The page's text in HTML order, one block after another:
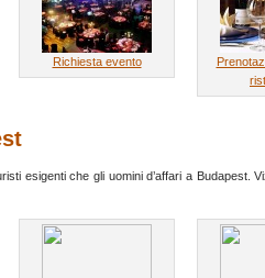
Richiesta evento
esigenti che gli uomini d’affari a Budapest.